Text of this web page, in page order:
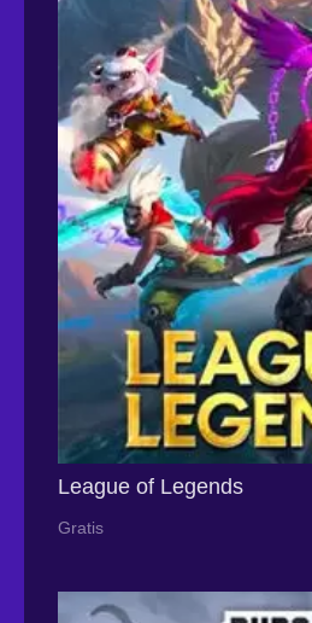
League of Legends
Gratis